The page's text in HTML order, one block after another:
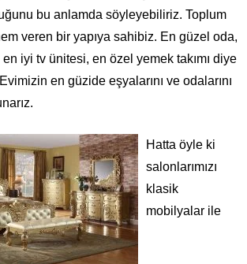
bu anlamda söyleyebiliriz. Toplum
veren bir yapıya sahibiz. En güzel oda,
iyi tv ünitesi, en özel yemek takımı diye
en güzide eşyalarını ve odalarını
Hatta öyle ki
salonlarımızı
klasik
mobilyalar ile